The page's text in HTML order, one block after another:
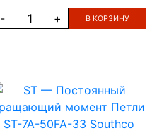
- + В КОРЗИНУ